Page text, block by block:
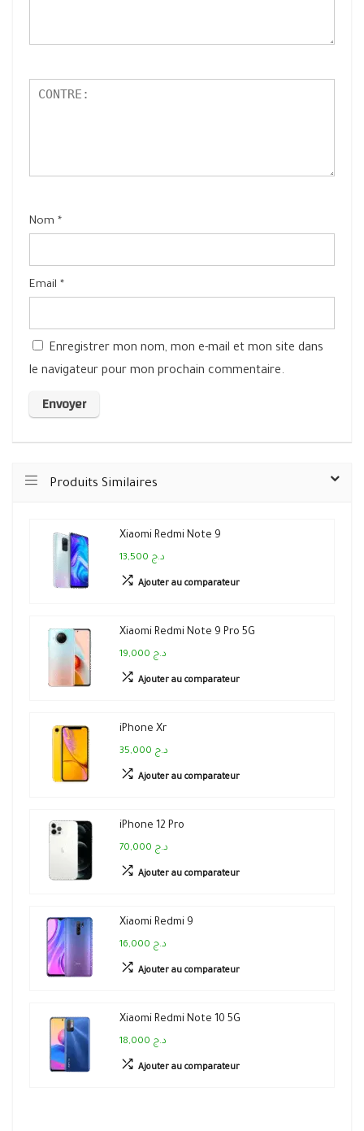
Nom *
Email *
Enregistrer mon nom, mon e-mail et mon site dans
le navigateur pour mon prochain commentaire.
Produits Similaires
Xiaomi Redmi Note 9
13,500 د.ج
Ajouter au comparateur
Xiaomi Redmi Note 9 Pro 5G
19,000 د.ج
Ajouter au comparateur
iPhone Xr
35,000 د.ج
Ajouter au comparateur
iPhone 12 Pro
70,000 د.ج
Ajouter au comparateur
Xiaomi Redmi 9
16,000 د.ج
Ajouter au comparateur
Xiaomi Redmi Note 10 5G
18,000 د.ج
Ajouter au comparateur